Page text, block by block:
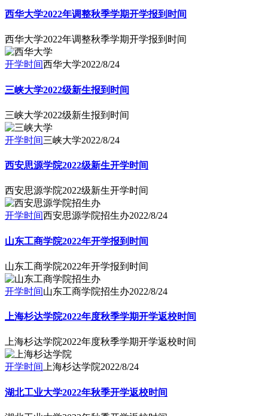
西华大学2022年调整秋季学期开学报到时间
西华大学2022年调整秋季学期开学报到时间
开学时间西华大学2022/8/24
三峡大学2022级新生报到时间
三峡大学2022级新生报到时间
开学时间三峡大学2022/8/24
西安思源学院2022级新生开学时间
西安思源学院2022级新生开学时间
开学时间西安思源学院招生办2022/8/24
山东工商学院2022年开学报到时间
山东工商学院2022年开学报到时间
开学时间山东工商学院招生办2022/8/24
上海杉达学院2022年度秋季学期开学返校时间
上海杉达学院2022年度秋季学期开学返校时间
开学时间 上海杉达学院2022/8/24
湖北工业大学2022年秋季开学返校时间